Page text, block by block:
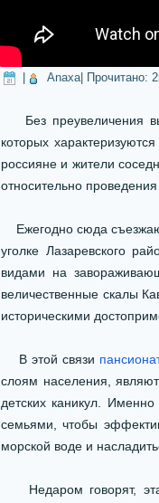
Anaxa| Прочитано:
Без преувеличения
которых
россияне и жители
относительно
Ежегодно сюда
уголке Лазаревского
видами на
величественные скалы
историческими
В этой связи
слоям населения,
детских каникул.
семьями, чтобы
морской воде и
Недаром говорят, эта